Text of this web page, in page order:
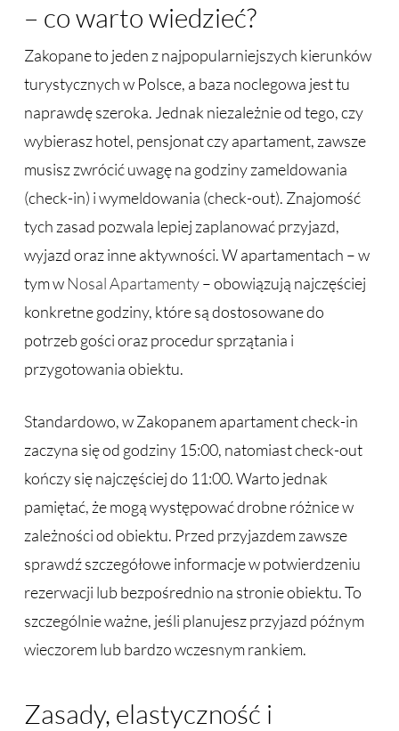
– co warto wiedzieć?
Zakopane to jeden z najpopularniejszych kierunków
turystycznych w Polsce, a baza noclegowa jest tu
naprawdę szeroka. Jednak niezależnie od tego, czy
wybierasz hotel, pensjonat czy apartament, zawsze
musisz zwrócić uwagę na godziny zameldowania
(check-in) i wymeldowania (check-out). Znajomość
tych zasad pozwala lepiej zaplanować przyjazd,
wyjazd oraz inne aktywności. W apartamentach – w
tym w Nosal Apartamenty– obowiązują najczęściej
konkretne godziny, które są dostosowane do
potrzeb gości oraz procedur sprzątania i
przygotowania obiektu.
Standardowo, w Zakopanem apartament check-in
zaczyna się od godziny 15:00, natomiast check-out
kończy się najczęściej do 11:00. Warto jednak
pamiętać, że mogą występować drobne różnice w
zależności od obiektu. Przed przyjazdem zawsze
sprawdź szczegółowe informacje w potwierdzeniu
rezerwacji lub bezpośrednio na stronie obiektu. To
szczególnie ważne, jeśli planujesz przyjazd późnym
wieczorem lub bardzo wczesnym rankiem.
Zasady, elastyczność i